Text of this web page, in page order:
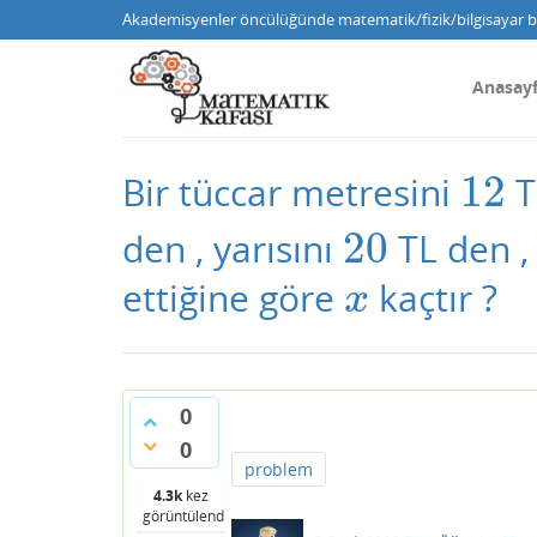
Akademisyenler öncülüğünde matematik/fizik/bilgisayar
Bir tüccar metresini 12
12
den , yarısını 20
20 TL den ,
ettiğine göre x
x kaçtır ?
0
0
4.3kkez
görüntülendi
problem